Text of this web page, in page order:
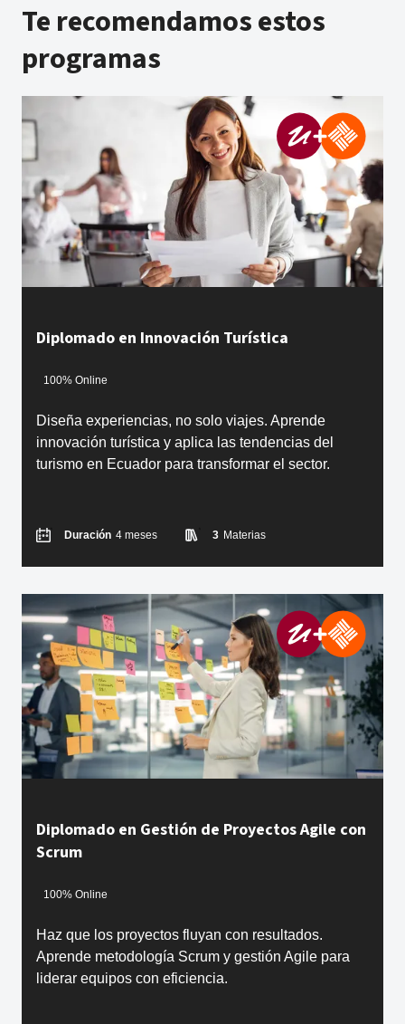
Te recomendamos estos
programas
Diplomado en Innovación Turística
100% Online
Diseña experiencias, no solo viajes. Aprende
innovación turística y aplica las tendencias del
turismo en Ecuador para transformar el sector.
Duración 4 meses 3 Materias
Diplomado en Gestión de Proyectos Agile con
Scrum
100% Online
Haz que los proyectos fluyan con resultados.
Aprende metodología Scrum y gestión Agile para
liderar equipos con eficiencia.